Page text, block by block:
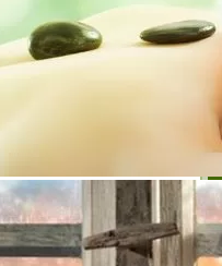
за високо
трейдинг
пирин
на костюми
марка rollmann
която е
за България
марки за булчинска
Fashion